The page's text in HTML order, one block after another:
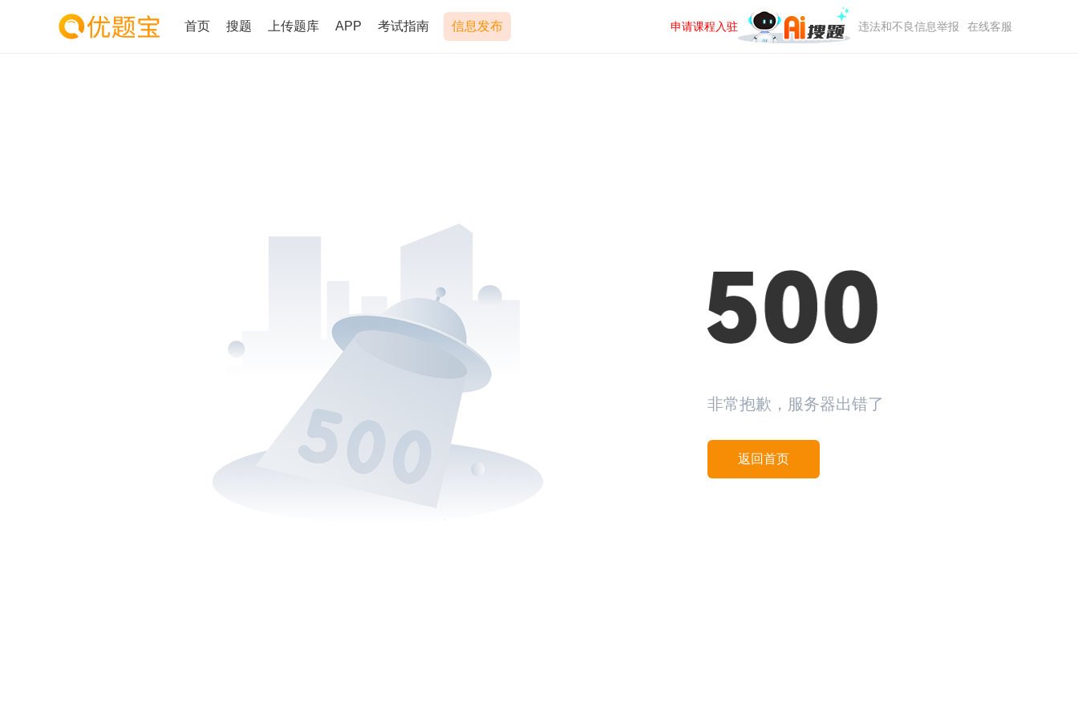
首页 搜题 上传题库 APP 考试指南 信息发布 申请课程入驻 违法和不良信息举报 在线客服
非常抱歉，服务器出错了
返回首页